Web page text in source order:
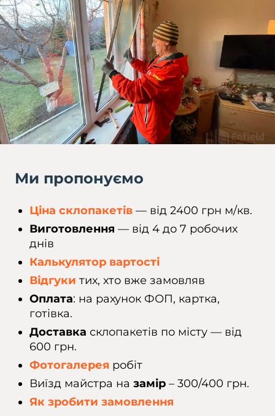
Ми пропонуємо
Ціна склопакетів — від 2400 грн м/кв.
Виготовлення — від 4 до 7 робочих
днів
Калькулятор вартості
Відгуки тих, хто вже замовляв
Оплата: на рахунок ФОП, картка,
готівка.
Доставка склопакетів по місту — від
600 грн.
Фотогалерея робіт
Виїзд майстра на замір – 300/400 грн.
Як зробити замовлення